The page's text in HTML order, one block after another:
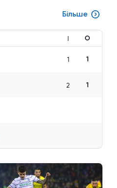
Більше
І О
1 1
2 1